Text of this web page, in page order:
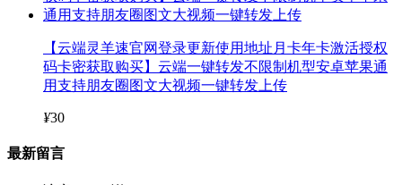
【云端灵羊速官网登录更新使用地址月卡年卡激活授权
码卡密获取购买】云端一键转发不限制机型安卓苹果通
用支持朋友圈图文大视频一键转发上传
¥30
最新留言